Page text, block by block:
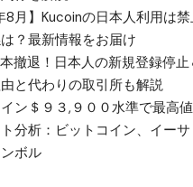
8月】Kucoinの日本人利用は
？最新情報をお届け
撤退！日本人の新規登録停止
と代わりの取引所も解説
ン＄９３,９００水準で最高
分析：ビットコイン、イー
ボル